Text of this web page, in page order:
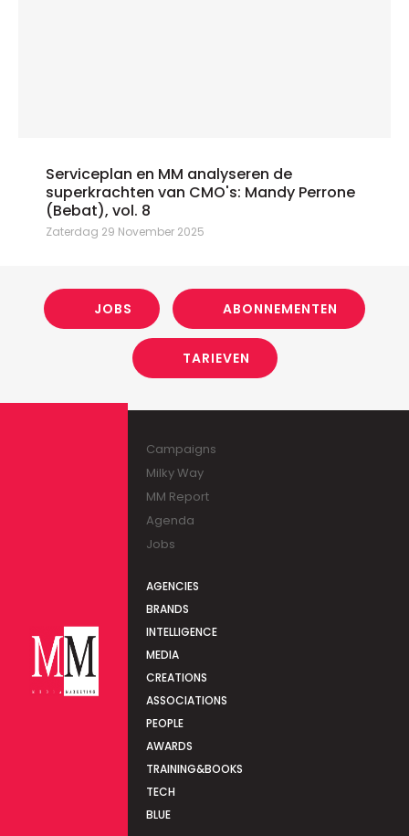
Serviceplan en MM analyseren de
superkrachten van CMO's: Mandy Perrone
(Bebat), vol. 8
Zaterdag 29 November 2025
JOBS ABONNEMENTEN
TARIEVEN
Campaigns
Milky Way
MM Report
Agenda
Jobs
AGENCIES
BRANDS
INTELLIGENCE
MEDIA
CREATIONS
ASSOCIATIONS
PEOPLE
AWARDS
TRAINING&BOOKS
TECH
BLUE